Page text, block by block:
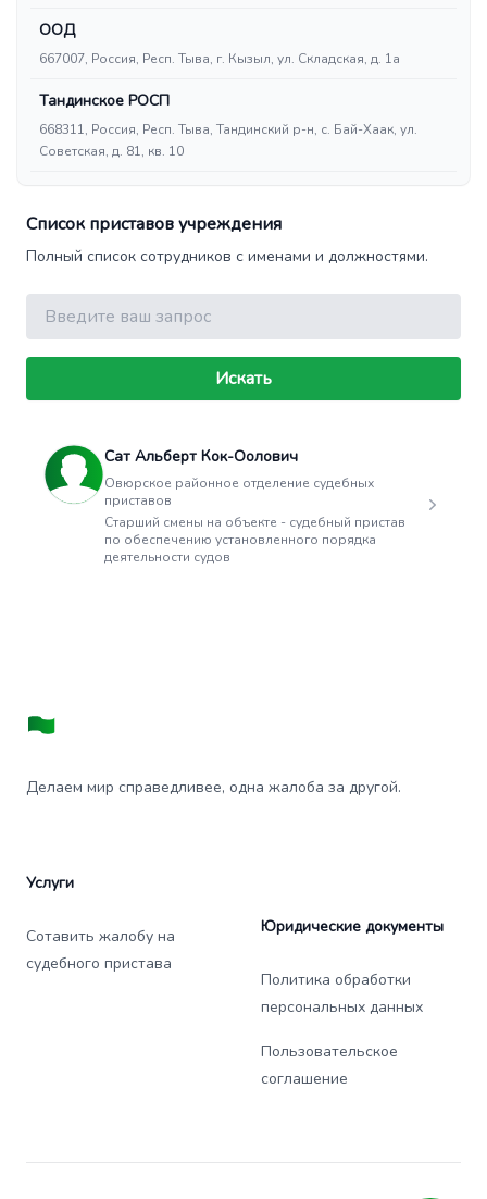
ООД
667007, Россия, Респ. Тыва, г. Кызыл, ул. Складская, д. 1а
Тандинское РОСП
668311, Россия, Респ. Тыва, Тандинский р-н, с. Бай-Хаак, ул.
Советская, д. 81, кв. 10
Список приставов учреждения
Полный список сотрудников с именами и должностями.
Поиск
Искать
Сат Альберт Кок-Оолович
Овюрское районное отделение судебных
приставов
Старший смены на объекте - судебный пристав
по обеспечению установленного порядка
деятельности судов
Делаем мир справедливее, одна жалоба за другой.
Услуги
Сотавить жалобу на
судебного пристава
Юридические документы
Политика обработки
персональных данных
Пользовательское
соглашение